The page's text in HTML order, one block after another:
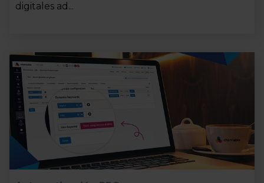
digitales ad...